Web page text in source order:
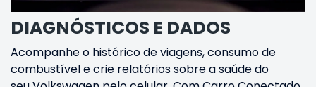
DIAGNÓSTICOS E DADOS
Acompanhe o histórico de viagens, consumo de
combustível e crie relatórios sobre a saúde do